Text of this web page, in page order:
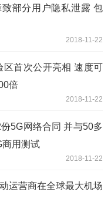
部分用户隐私泄露 包
2018-11-22
区首次公开亮相 速度可
倍
2018-11-22
5G网络合同 并与50多
商用测试
2018-11-22
运营商在全球最大机场